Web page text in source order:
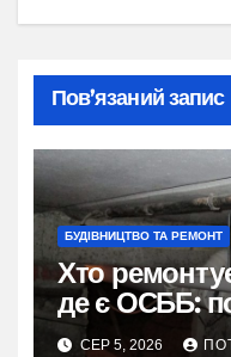
Пов’язаний запис
БУДІВНИЦТВО ТА РЕМОНТ
Хто
де є ОСББ:
СЕР 5, 2026